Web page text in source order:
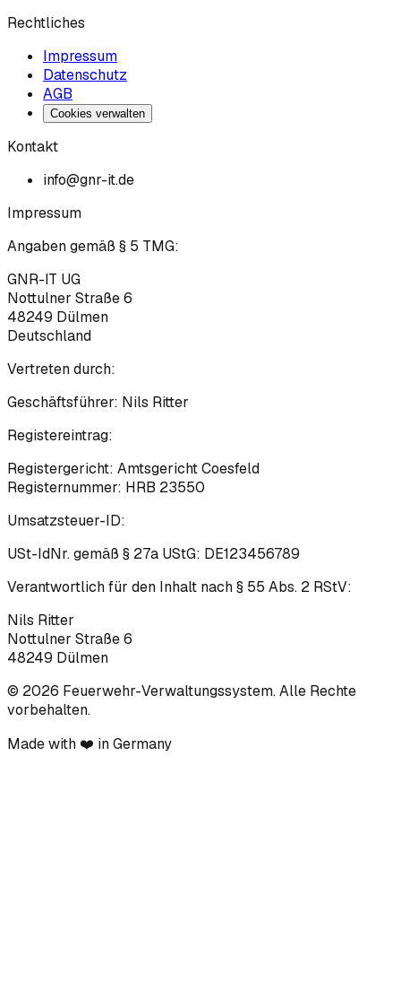
Rechtliches
Impressum
Datenschutz
AGB
Cookies verwalten
Kontakt
info@gnr-it.de
Impressum
Angaben gemäß § 5 TMG:
GNR-IT UG
Nottulner Straße 6
48249 Dülmen
Deutschland
Vertreten durch:
Geschäftsführer: Nils Ritter
Registereintrag:
Registergericht: Amtsgericht Coesfeld
Registernummer: HRB 23550
Umsatzsteuer-ID:
USt-IdNr. gemäß § 27a UStG: DE123456789
Verantwortlich für den Inhalt nach § 55 Abs. 2 RStV:
Nils Ritter
Nottulner Straße 6
48249 Dülmen
© 2026 Feuerwehr-Verwaltungssystem. Alle Rechte
vorbehalten.
Made with ❤️ in Germany